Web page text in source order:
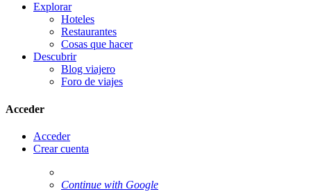
Explorar
Hoteles
Restaurantes
Cosas que hacer
Descubrir
Blog viajero
Foro de viajes
Acceder
Acceder
Crear cuenta
Continue with Google